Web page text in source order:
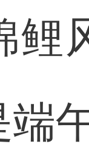
鲤
端